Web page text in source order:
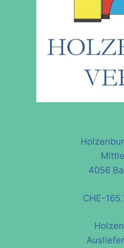
4056
CHE-